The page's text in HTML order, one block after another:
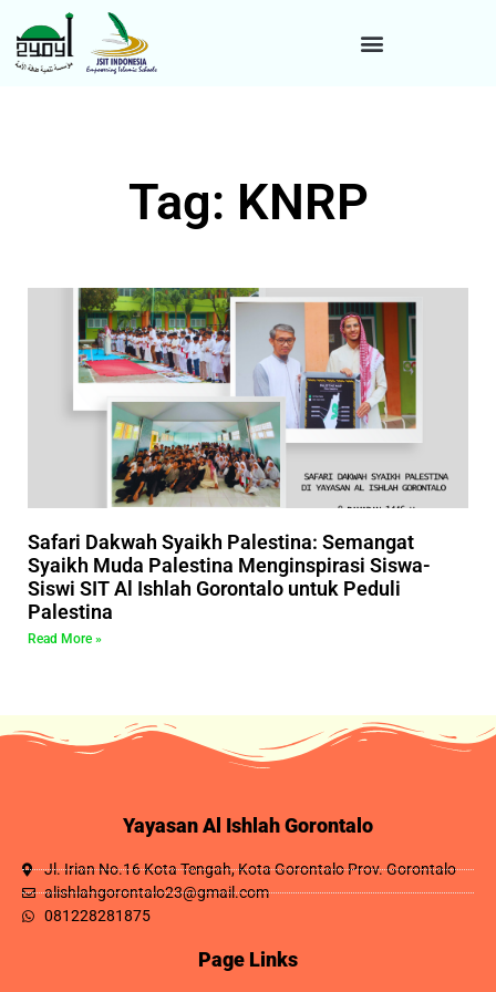
Tag: KNRP
Safari Dakwah Syaikh Palestina: Semangat
Syaikh Muda Palestina Menginspirasi Siswa-
Siswi SIT Al Ishlah Gorontalo untuk Peduli
Palestina
Read More »
Yayasan Al Ishlah Gorontalo
Jl. Irian No.16 Kota Tengah, Kota Gorontalo Prov. Gorontalo
alishlahgorontalo23@gmail.com
081228281875
Page Links